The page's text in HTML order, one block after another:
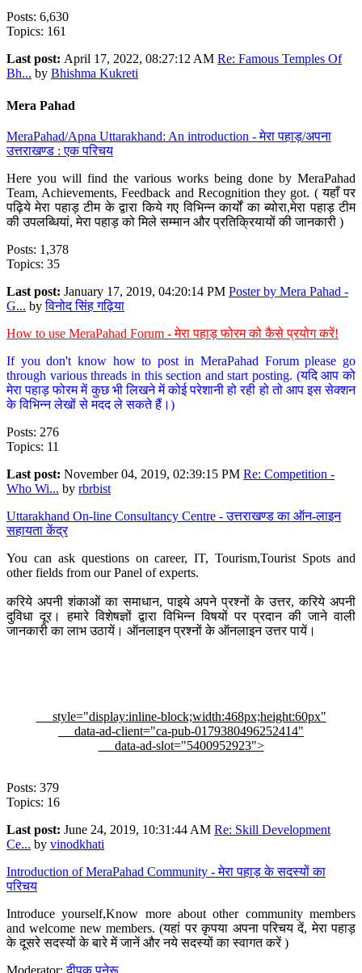
Posts: 6,630
Topics: 161
Last post: April 17, 2022, 08:27:12 AM Re: Famous Temples Of
Bh... by Bhishma Kukreti
Mera Pahad
MeraPahad/Apna Uttarakhand: An introduction - मेरा पहाड़/अपना
उत्तराखण्ड : एक परिचय
Here you will find the various works being done by MeraPahad
Team, Achievements, Feedback and Recognition they got. ( यहाँ पर
पढ़िये मेरा पहाड़ टीम के द्वारा किये गए विभिन्न कार्यों का ब्योरा,मेरा पहाड़ टीम
की उपलब्धियां, मेरा पहाड़ को मिले सम्मान और प्रतिक्रियायों की जानकारी )
Posts: 1,378
Topics: 35
Last post: January 17, 2019, 04:20:14 PM Poster by Mera Pahad -
G... byविनोद सिंह गढ़िया
How to use MeraPahad Forum - मेरा पहाड़ फोरम को कैसे प्रयोग करें!
If you don't know how to post in MeraPahad Forum please go
through various threads in this section and start posting. (यदि आप को
मेरा पहाड़ फोरम में कुछ भी लिखने में कोई परेशानी हो रही हो तो आप इस सेक्शन
के विभिन्न लेखों से मदद ले सकते हैं।)
Posts: 276
Topics: 11
Last post: November 04, 2019, 02:39:15 PM Re: Competition -
Who Wi... by rbrbist
Uttarakhand On-line Consultancy Centre - उत्तराखण्ड का ऑन-लाइन
सहायता केंद्र
You can ask questions on career, IT, Tourism,Tourist Spots and
other fields from our Panel of experts.
करिये अपनी शंकाओं का समाधान, पाइये अपने प्रश्नों के उत्तर, करिये अपनी
दुविधा दूर। हमारे विशेषज्ञों द्वारा विभिन्न विषयों पर प्रदान की जाने वाली
जानकारी का लाभ उठायें। ऑनलाइन प्रश्नों के ऑनलाइन उत्तर पायें।
style="display:inline-block;width:468px;height:60px"
data-ad-client="ca-pub-0179380496252414"
data-ad-slot="5400952923">
Posts: 379
Topics: 16
Last post: June 24, 2019, 10:31:44 AM Re: Skill Development
Ce... by vinodkhati
Introduction of MeraPahad Community - मेरा पहाड़ के सदस्यों का
परिचय
Introduce yourself,Know more about other community members
and welcome new members. (यहां पर कृपया अपना परिचय दें, मेरा पहाड़
के दूसरे सदस्यों के बारे में जानें और नये सदस्यों का स्वागत करें )
Moderator:दीपक पनेरू